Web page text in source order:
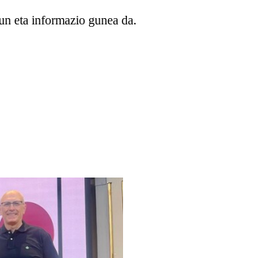
eta informazio gunea da.